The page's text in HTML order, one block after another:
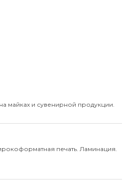
майках и сувенирной продукции.
печать. Ламинация.